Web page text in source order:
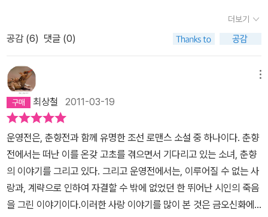
이런 처지의 궁녀들에게 한 서린 사연들은 참으로 많았을 것이다. 운
영전은 바로 그런 궁녀의 한 서린 사연의 일단을 보여준다. 안평대군
이 귀하게 여기는 젊은 진사와 바로 그 안평대군이 귀하게 여기던 궁
녀 간에 사랑이야기인 것. 조선시대 궁녀들의 일상과 그네들간의 관
계를 짐작할 수 있도록 그네들의 목소리를 전하고 있는 중요한 소설
이다. 4. 왜 고전에는 귀신이 자주 등장할까. 김진사는 선비지만 운영
은 부처님께 공양을 하는 것을 보면 불자인 모양이다. 도교에서 제사
를 지내는 사당 소격서가 있는 소격서동이 중요한 공간으로 등장하는
데 무녀의 역할도 중요했던 운영전에서는 조선의 유불선이 총동원되
고 있다. 최치원전도 귀신과 하룻밤 사랑을 나누는 이야기인데 장화
홍련은 말할 것도 없고 이인보전이나 금오신화의 소설들은 거개가 귀
신과 산자들 사이에 일어나는 사건을 이야기한다. 귀신과 함께 했던
리가 줄거리로 아니면 다른 형식으로 아는둥 마는둥 하던 우리의 고
전을 드디어 원전으로, 운영전처럼 한문으로 된 소설은 수려한 번역
으로, 게다가 중간중간 끼어있는 그 시대와 배경 이해하기까지...(중
간에 이것이 거슬린다면 나중에 몰아서 읽어봐도 될 듯하다) 드디어
우리 고전을 통째로 볼 수 있다는 점에서 웬 호사인가 싶지만, 어찌 이
런 일이 이제야 일어난단 말인가 하는 아쉬움 섞인 한숨이 동시에 터
진다.운영전, 이름만 들었던 그 이야기를 이리 멋들어진 제목으로 뽑
고 내리 이 시리즈의 1, 2권을 써낸 조현설씨는 누구인가. 게다가 이
소설의 내용을 이만큼이나 잘 잡아낸 일러스트레이터는 또 누구인
가... 행여 사치로운 책에 대해 탐을 하는 편은 아니지만, 이 책의 모양
새는 너무나 '적절하게' 아름다워서 어찌 이리 만들었을꼬, 라는 생각
이 절로 난다. 교실에서 선생님과 아이들이 이런 책을 놓고 국어시간
더보기
공감 (6) 댓글 (0)
최상철 2011-03-19
운영전은, 춘향전과 함께 유명한 조선 로맨스 소설 중 하나이다. 춘향
전에서는 떠난 이를 온갖 고초를 겪으면서 기다리고 있는 소녀, 춘향
의 이야기를 그리고 있다. 그리고 운영전에서는, 이루어질 수 없는 사
랑과, 계략으로 인하여 자결할 수 밖에 없었던 한 뛰어난 시인의 죽음
을 그린 이야기이다.이러한 사랑 이야기를 많이 본 것은 금오신화에